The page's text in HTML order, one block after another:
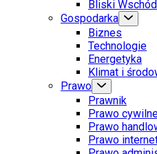
Bliski Wschód
Gospodarka
Biznes
Technologie
Energetyka
Klimat i
Prawo
Prawnik
Prawo
Prawo
Prawo